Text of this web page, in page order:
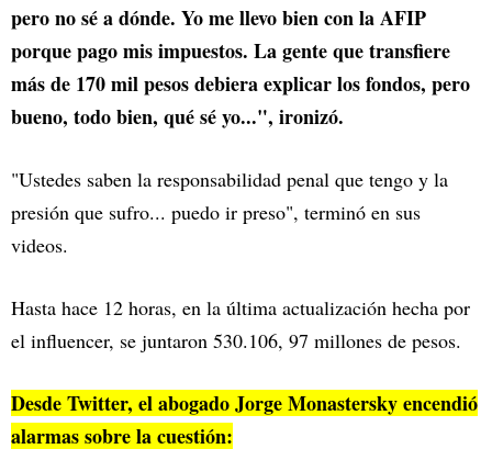
pero no sé a dónde. Yo me llevo bien con la AFIP
porque pago mis impuestos. La gente que transfiere
más de 170 mil pesos debiera explicar los fondos, pero
bueno, todo bien, qué sé yo...", ironizó.
"Ustedes saben la responsabilidad penal que tengo y la
presión que sufro... puedo ir preso", terminó en sus
videos.
Hasta hace 12 horas, en la última actualización hecha por
el influencer, se juntaron 530.106, 97 millones de pesos.
Desde Twitter, el abogado Jorge Monastersky encendió
alarmas sobre la cuestión: